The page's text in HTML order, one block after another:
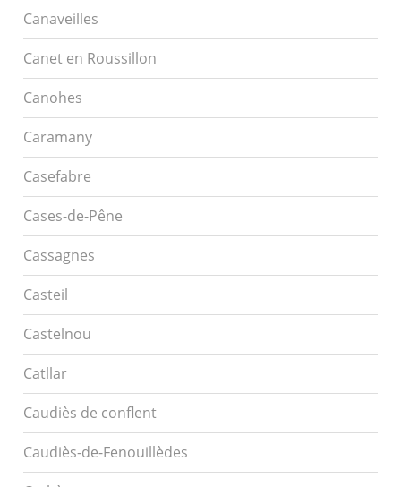
Canaveilles
Canet en Roussillon
Canohes
Caramany
Casefabre
Cases-de-Pêne
Cassagnes
Casteil
Castelnou
Catllar
Caudiès de conflent
Caudiès-de-Fenouillèdes